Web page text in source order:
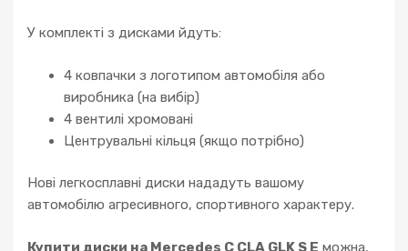
У комплекті з дисками йдуть:
4 ковпачки з логотипом автомобіля або
виробника (на вибір)
4 вентилі хромовані
Центрувальні кільця (якщо потрібно)
Нові легкосплавні диски нададуть вашому
автомобілю агресивного, спортивного характеру.
Купити диски на Mercedes C CLA GLK S E можна,